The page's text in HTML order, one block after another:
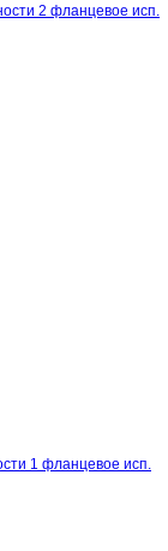
2 фланцевое исп.
1 фланцевое исп.